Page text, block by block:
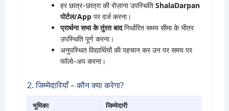
हर छात्र–छात्रा की रोज़ाना उपस्थितिShalaDarpan
पोर्टल/App पर दर्ज करना।
प्रार्थना सभा के तुंरत बादनिर्धारित समय सीमा के भीतर
उपस्थिति पूर्ण करना।
अनुपस्थित विद्यार्थियों की पहचान कर उन पर समय पर
फॉलो–अप करना।
2. जिम्मेदारियाँ – कौन क्या करेगा?
भूमिका जिम्मेदारी